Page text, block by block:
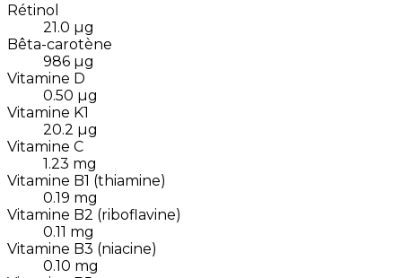
Rétinol
21.0 µg
Bêta-carotène
986 µg
Vitamine D
0.50 µg
Vitamine K1
20.2 µg
Vitamine C
1.23 mg
Vitamine B1 (thiamine)
0.19 mg
Vitamine B2 (riboflavine)
0.11 mg
Vitamine B3 (niacine)
0.10 mg